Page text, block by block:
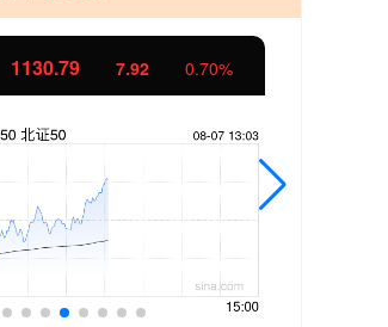
1130.79 7.91 0.70%